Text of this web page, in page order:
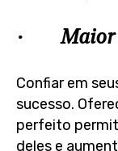
· Maior
Confiar em
sucesso.
perfeito
deles e